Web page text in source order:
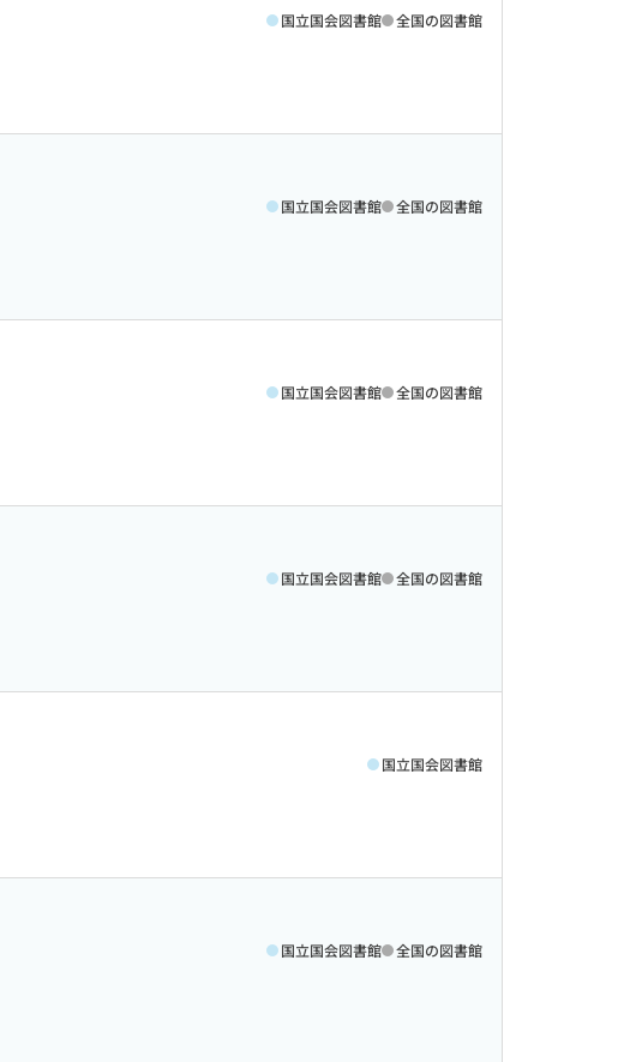
国立国会図書館 全国の図書館
国立国会図書館 全国の図書館
国立国会図書館 全国の図書館
国立国会図書館 全国の図書館
国立国会図書館
国立国会図書館 全国の図書館